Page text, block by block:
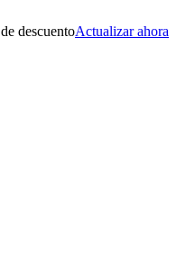
de descuentoActualizar ahora